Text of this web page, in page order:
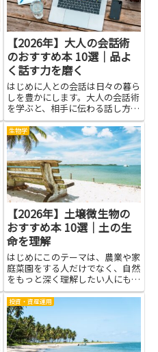
が...
【2026年】大人の会話術
のおすすめ本 10選｜品よ
く話す力を磨く
はじめに人との会話は日々の暮ら
しを豊かにします。大人の会話術
を学ぶと、相手に伝わる話し方が
身につき、誤解が減り、信頼が生
まれやすくなります。品よく話す
力を磨くと、場の空気が落ち着
き、緊張する場面でも自分の考え
を伝えやすくなります。相手の話
を...
生物学
【2026年】土壌微生物の
おすすめ本 10選｜土の生
命を理解
はじめにこのテーマは、農業や家
庭菜園をする人だけでなく、自然
をもっと深く理解したい人にも役
立ちます。土壌微生物は土の中で
働く小さな生き物で、栄養を分解
して土を肥やし、水の循環を支
え、植物の根と協力します。彼ら
の働きを知ると、土がどう元気に
回...
投資・資産運用